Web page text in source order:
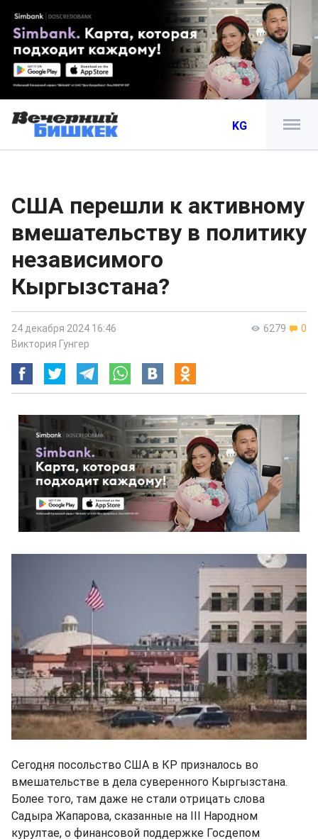
KG
США перешли к активному
вмешательству в политику
независимого
Кыргызстана?
6279 0
24 декабря 2024 16:46
Виктория Гунгер
Сегодня посольство США в КР призналось во
вмешательстве в дела суверенного Кыргызстана.
Более того, там даже не стали отрицать слова
Садыра Жапарова, сказанные на III Народном
курултае, о финансовой поддержке Госдепом